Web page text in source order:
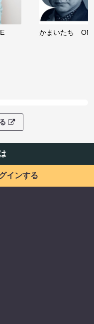
かまいたち
インする